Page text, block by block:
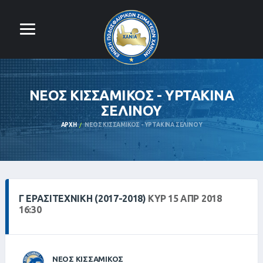
ΝΕΟΣ ΚΙΣΣΑΜΙΚΟΣ - ΥΡΤΑΚΙΝΑ
ΣΕΛΙΝΟΥ
ΑΡΧΉ ΝΕΟΣ ΚΙΣΣΑΜΙΚΟΣ - ΥΡΤΑΚΙΝΑ ΣΕΛΙΝΟΥ
Γ ΕΡΑΣΙΤΕΧΝΙΚΗ (2017-2018) ΚΥΡ 15 ΑΠΡ 2018
16:30
ΝΕΟΣ ΚΙΣΣΑΜΙΚΟΣ